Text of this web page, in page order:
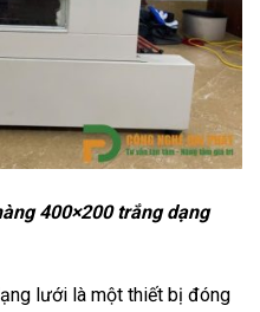
400×200 trắng dạng
lưới là một thiết bị đóng